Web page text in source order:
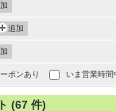
追加
ポンあり いま営業時間
(67 件)